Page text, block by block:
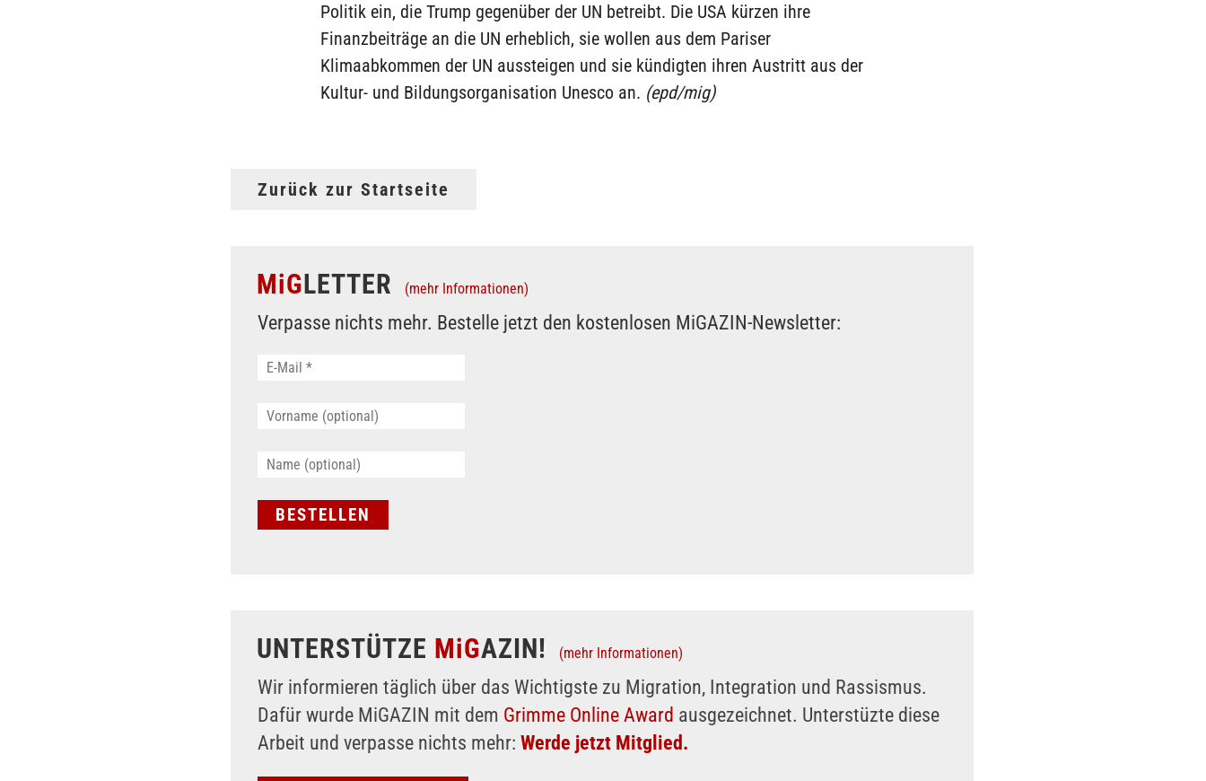
Politik ein, die Trump gegenüber der UN betreibt. Die USA kürzen ihre
Finanzbeiträge an die UN erheblich, sie wollen aus dem Pariser
Klimaabkommen der UN aussteigen und sie kündigten ihren Austritt aus der
Kultur- und Bildungsorganisation Unesco an. (epd/mig)
Zurück zur Startseite
MiGLETTER (mehr Informationen)
Verpasse nichts mehr. Bestelle jetzt den kostenlosen MiGAZIN-Newsletter:
UNTERSTÜTZE MiGAZIN! (mehr Informationen)
Wir informieren täglich über das Wichtigste zu Migration, Integration und Rassismus.
Dafür wurde MiGAZIN mit dem Grimme Online Award ausgezeichnet. Unterstüzte diese
Arbeit und verpasse nichts mehr: Werde jetzt Mitglied.